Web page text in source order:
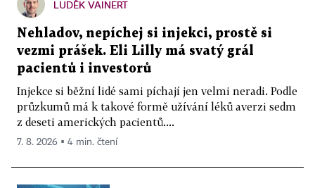
LUDĚK VAINERT
Nehladov, nepíchej si injekci, prostě si
vezmi prášek. Eli Lilly má svatý grál
pacientů i investorů
Injekce si běžní lidé sami píchají jen velmi neradi. Podle
průzkumů má k takové formě užívání léků averzi sedm
z deseti amerických pacientů....
7. 8. 2026 ▪ 4 min. čtení